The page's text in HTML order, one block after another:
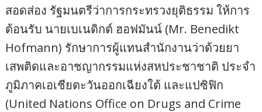
สอดส่อง รัฐมนตรีว่าการกระทรวงยุติธรรม ให้การ
ต้อนรับ นายเบเนดิกต์ ฮอฟมันน์ (Mr. Benedikt
Hofmann) รักษาการผู้แทนสำนักงานว่าด้วยยา
เสพติดและอาชญากรรมแห่งสหประชาชาติ ประจำ
ภูมิภาคเอเชียตะวันออกเฉียงใต้ และแปซิฟิก
(United Nations Office on Drugs and Crime